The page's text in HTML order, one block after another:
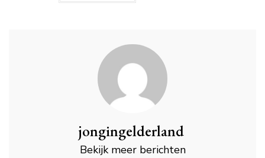
jongingelderland
Bekijk meer berichten